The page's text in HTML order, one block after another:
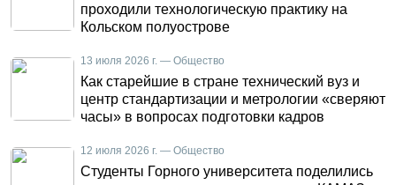
проходили технологическую практику на
Кольском полуострове
13 июля 2026 г. — Общество
Как старейшие в стране технический вуз и
центр стандартизации и метрологии «сверяют
часы» в вопросах подготовки кадров
12 июля 2026 г. — Общество
Студенты Горного университета поделились